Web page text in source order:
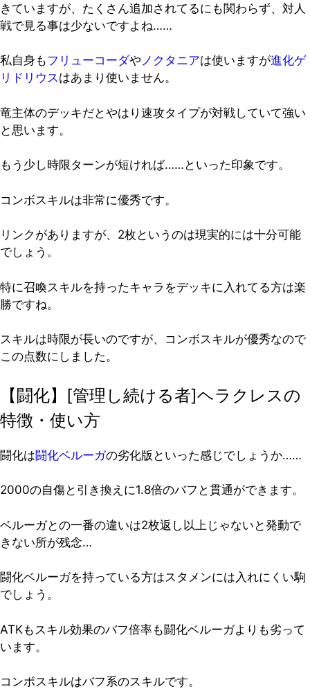
きていますが、たくさん追加されてるにも関わらず、対人
戦で見る事は少ないですよね……
私自身もフリューコーダやノクタニアは使いますが進化ゲ
リドリウスはあまり使いません。
竜主体のデッキだとやはり速攻タイプが対戦していて強い
と思います。
もう少し時限ターンが短ければ……といった印象です。
コンボスキルは非常に優秀です。
リンクがありますが、2枚というのは現実的には十分可能
でしょう。
特に召喚スキルを持ったキャラをデッキに入れてる方は楽
勝ですね。
スキルは時限が長いのですが、コンボスキルが優秀なので
この点数にしました。
【闘化】[管理し続ける者]ヘラクレスの
特徴・使い方
闘化は闘化ベルーガの劣化版といった感じでしょうか……
2000の自傷と引き換えに1.8倍のバフと貫通ができます。
ベルーガとの一番の違いは2枚返し以上じゃないと発動で
きない所が残念…
闘化ベルーガを持っている方はスタメンには入れにくい駒
でしょう。
ATKもスキル効果のバフ倍率も闘化ベルーガよりも劣って
います。
コンボスキルはバフ系のスキルです。